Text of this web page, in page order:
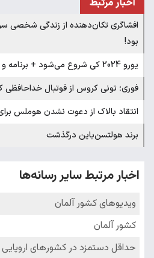
افشاگری تکان‌دهنده از زندگی شخصی
بود!
یورو 2024 کی شروع می‌شود + برنامه و ساعت بازی‌ها به وقت ایران
فوری؛ تونی کروس از فوتبال خداحافظی
انتقاد بالاک از دعوت نشدن هوملس
برند هولتسن‌باین درگذشت